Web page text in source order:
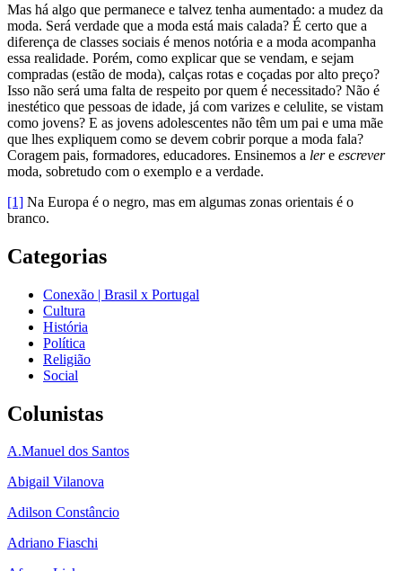
Mas há algo que permanece e talvez tenha aumentado: a mudez da
moda. Será verdade que a moda está mais calada? É certo que a
diferença de classes sociais é menos notória e a moda acompanha
essa realidade. Porém, como explicar que se vendam, e sejam
compradas (estão de moda), calças rotas e coçadas por alto preço?
Isso não será uma falta de respeito por quem é necessitado? Não é
inestético que pessoas de idade, já com varizes e celulite, se vistam
como jovens? E as jovens adolescentes não têm um pai e uma mãe
que lhes expliquem como se devem cobrir porque a moda fala?
Coragem pais, formadores, educadores. Ensinemos a lere escrever
moda, sobretudo com o exemplo e a verdade.
[1] Na Europa é o negro, mas em algumas zonas orientais é o
branco.
Categorias
Conexão | Brasil x Portugal
Cultura
História
Política
Religião
Social
Colunistas
A.Manuel dos Santos
Abigail Vilanova
Adilson Constâncio
Adriano Fiaschi